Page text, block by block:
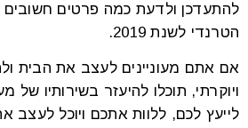
להתעדכן ולדעת כמה פרטים חשובים
הטרנדי לשנת 2019.
אם אתם מעוניינים לעצב את הבית
ויוקרתי, תוכלו להיעזר בשירותיו
לייעץ לכם, ללוות אתכם ויוכל